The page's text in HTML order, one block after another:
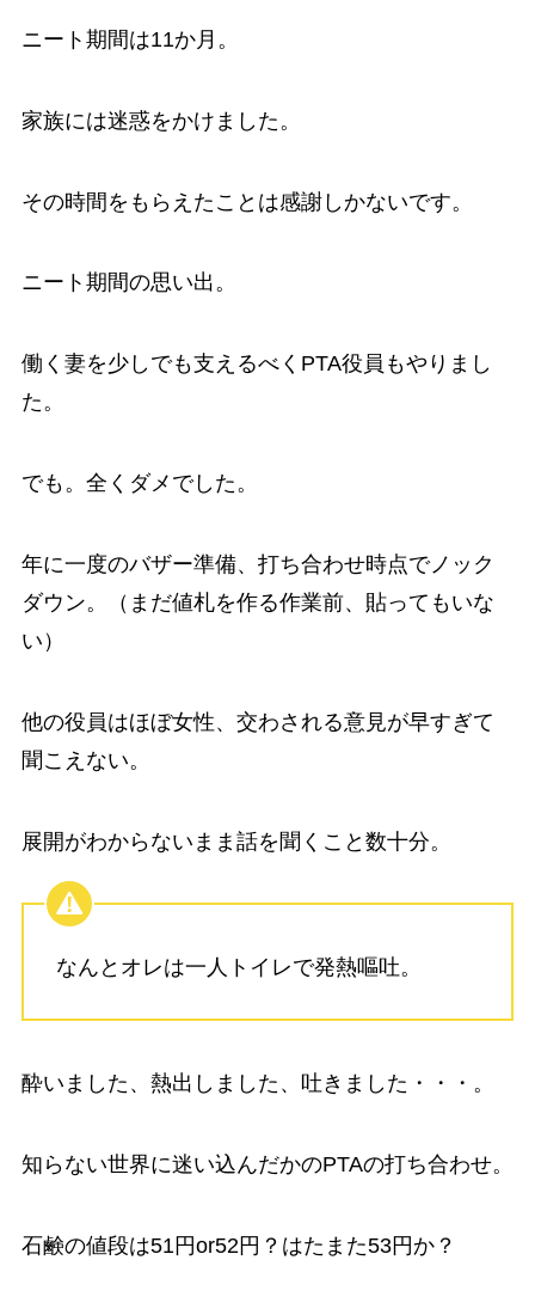
ニート期間は11か月。
家族には迷惑をかけました。
その時間をもらえたことは感謝しかないです。
ニート期間の思い出。
働く妻を少しでも支えるべくPTA役員もやりまし
た。
でも。全くダメでした。
年に一度のバザー準備、打ち合わせ時点でノック
ダウン。（まだ値札を作る作業前、貼ってもいな
い）
他の役員はほぼ女性、交わされる意見が早すぎて
聞こえない。
展開がわからないまま話を聞くこと数十分。
なんとオレは一人トイレで発熱嘔吐。
酔いました、熱出しました、吐きました・・・。
知らない世界に迷い込んだかのPTAの打ち合わせ。
石鹸の値段は51円or52円？はたまた53円か？